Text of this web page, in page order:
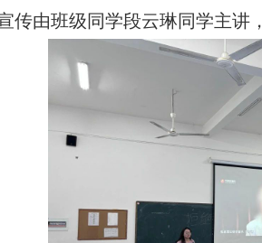
传由班级同学段云琳同学主讲